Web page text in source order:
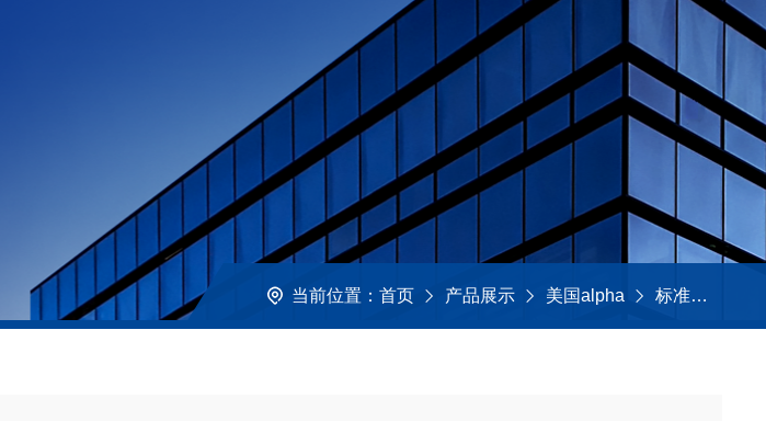
当前位置： 首页 产品展示 美国alpha 标准样品